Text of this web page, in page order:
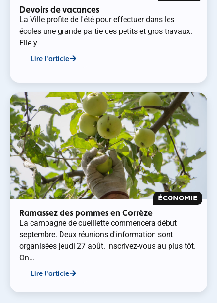
Devoirs de vacances
La Ville profite de l'été pour effectuer dans les
écoles une grande partie des petits et gros travaux.
Elle y...
Lire l'article
ÉCONOMIE
Ramassez des pommes en Corrèze
La campagne de cueillette commencera début
septembre. Deux réunions d'information sont
organisées jeudi 27 août. Inscrivez-vous au plus tôt.
On...
Lire l'article